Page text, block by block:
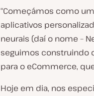
“Começámos como
aplicativos
neurais (daí o nome –
seguimos construindo
para o eCommerce,
Hoje em dia, nos